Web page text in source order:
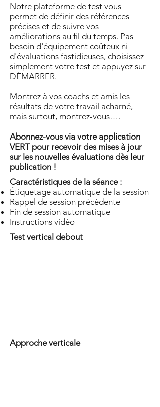
Notre plateforme de test vous
permet de définir des références
précises et de suivre vos
améliorations au fil du temps. Pas
besoin d'équipement coûteux ni
d'évaluations fastidieuses, choisissez
simplement votre test et appuyez sur
DÉMARRER.
Montrez à vos coachs et amis les
résultats de votre travail acharné,
mais surtout, montrez-vous….
Abonnez-vous via votre application
VERT pour recevoir des mises à jour
sur les nouvelles évaluations dès leur
publication !
Caractéristiques de la séance :
Étiquetage automatique de la session
Rappel de session précédente
Fin de session automatique
Instructions vidéo
Test vertical debout
Approche verticale